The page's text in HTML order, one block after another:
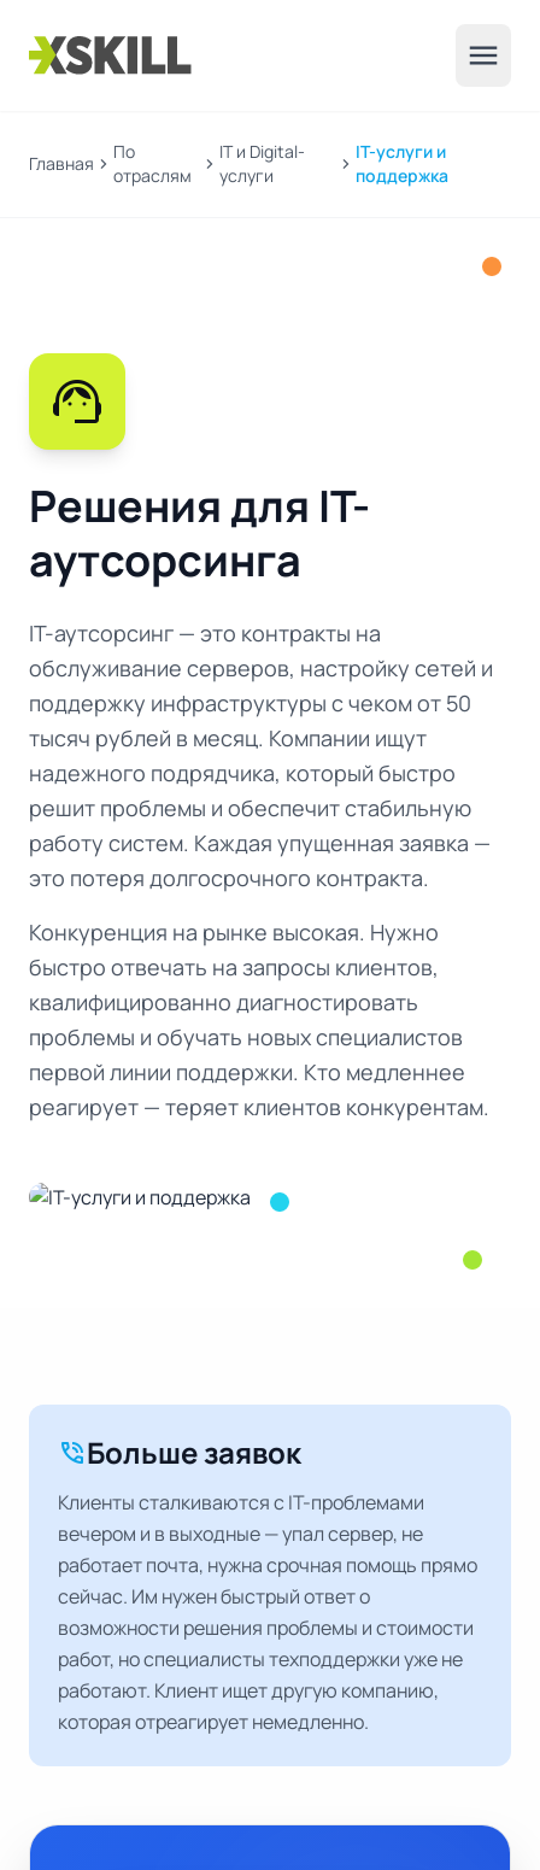
menu
Главная chevron_right
По
отраслям
chevron_right
IT и Digital-
услуги
chevron_right
IT-услуги и
поддержка
support_agent
Решения для IT-
аутсорсинга
IT-аутсорсинг — это контракты на
обслуживание серверов, настройку сетей и
поддержку инфраструктуры с чеком от 50
тысяч рублей в месяц. Компании ищут
надежного подрядчика, который быстро
решит проблемы и обеспечит стабильную
работу систем. Каждая упущенная заявка —
это потеря долгосрочного контракта.
Конкуренция на рынке высокая. Нужно
быстро отвечать на запросы клиентов,
квалифицированно диагностировать
проблемы и обучать новых специалистов
первой линии поддержки. Кто медленнее
реагирует — теряет клиентов конкурентам.
phone_in_talkБольше заявок
Клиенты сталкиваются с IT-проблемами
вечером и в выходные — упал сервер, не
работает почта, нужна срочная помощь прямо
сейчас. Им нужен быстрый ответ о
возможности решения проблемы и стоимости
работ, но специалисты техподдержки уже не
работают. Клиент ищет другую компанию,
которая отреагирует немедленно.